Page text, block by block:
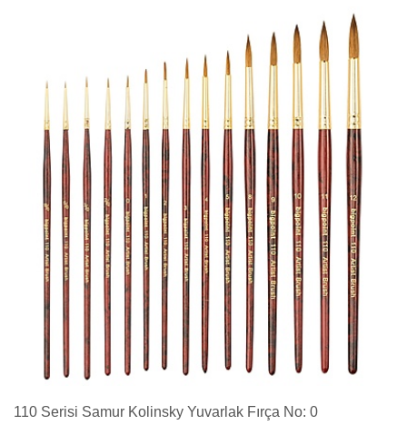
110 Serisi Samur Kolinsky Yuvarlak Fırça No: 0